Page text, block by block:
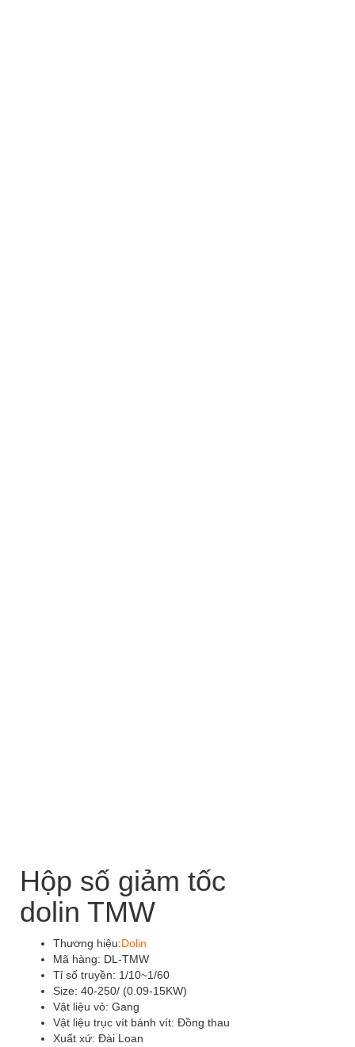
Hộp số giảm tốc
dolin TMW
Thương hiệu:Dolin
Mã hàng: DL-TMW
Tỉ số truyền: 1/10~1/60
Size: 40-250/ (0.09-15KW)
Vật liệu vỏ: Gang
Vật liệu trục vít bánh vít: Đồng thau
Xuất xứ: Đài Loan